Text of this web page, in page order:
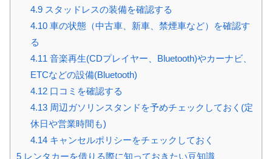
4.9スタッドレスの装備を確認する
4.10車の状態（中古車、新車、禁煙車など）を確認す
る
4.11 音楽再生(CDプレイヤー、Bluetooth)やカーナビ、
ETCなどの設備(Bluetooth)
4.12口コミを確認する
4.13周辺ガソリンスタンドを予めチェックしておく(定
休日や営業時間も)
4.14キャンセルポリシーをチェックしておく
5 レンタカーを借りる際に知っておきたい豆知識